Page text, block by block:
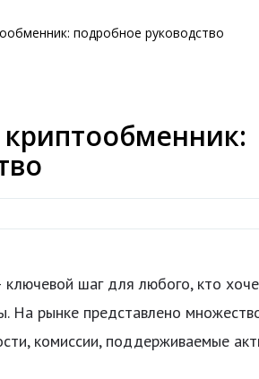
подробное руководство
шаг для любого, кто
На рынке представлено
комиссии, поддерживаемые